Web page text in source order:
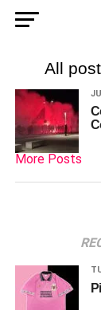
All
More Posts